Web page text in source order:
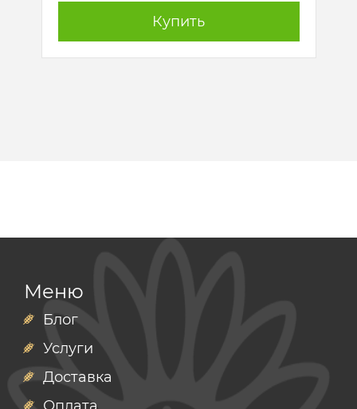
Купить
Меню
Блог
Услуги
Доставка